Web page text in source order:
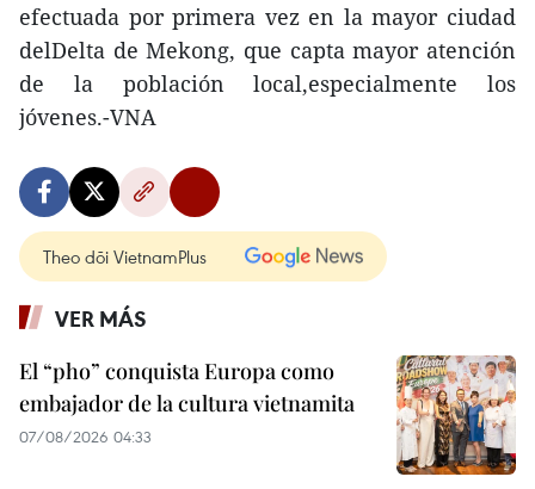
efectuada por primera vez en la mayor ciudad
delDelta de Mekong, que capta mayor atención
de la población local,especialmente los
jóvenes.-VNA
Theo dõi VietnamPlus
VER MÁS
El “pho” conquista Europa como
embajador de la cultura vietnamita
07/08/2026 04:33